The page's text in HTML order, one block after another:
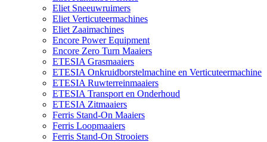
Eliet Sneeuwruimers
Eliet Verticuteermachines
Eliet Zaaimachines
Encore Power Equipment
Encore Zero Turn Maaiers
ETESIA Grasmaaiers
ETESIA Onkruidborstelmachine en Verticuteermachine
ETESIA Ruwterreinmaaiers
ETESIA Transport en Onderhoud
ETESIA Zitmaaiers
Ferris Stand-On Maaiers
Ferris Loopmaaiers
Ferris Stand-On Strooiers